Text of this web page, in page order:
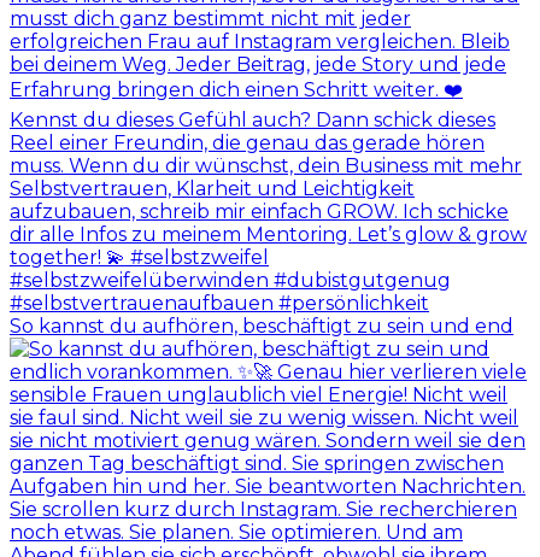
So kannst du aufhören, beschäftigt zu sein und end